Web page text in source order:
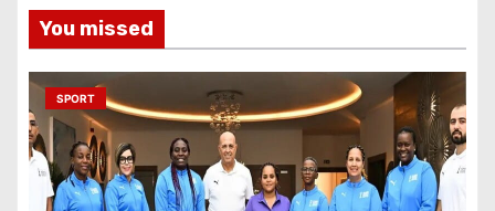
You missed
SPORT